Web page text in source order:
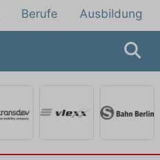
Berufe Ausbildung